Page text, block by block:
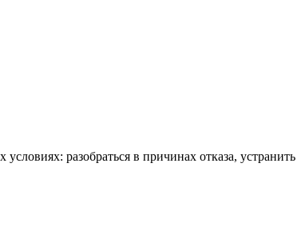
разобраться в причинах отказа, устранить